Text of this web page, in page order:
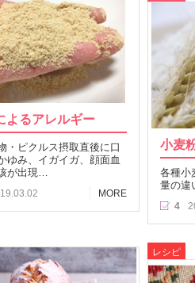
よるアレルギー
・ピクルス摂取直後に口
ゆみ、イガイガ、顔面血
が出現…
MORE
小麦
各種小
量の
4
レシピ